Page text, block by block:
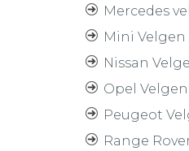
Mercedes
Mini Velgen
Nissan
Opel Velgen
Peugeot
Range